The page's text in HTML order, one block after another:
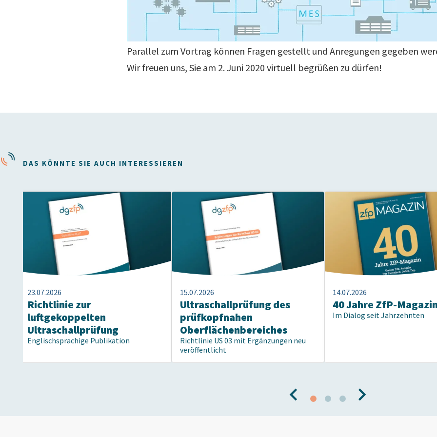
Parallel zum Vortrag können Fragen gestellt und Anregungen gegeben
Wir freuen uns, Sie am 2. Juni 2020 virtuell begrüßen zu dürfen!
DAS KÖNNTE SIE AUCH INTERESSIEREN
23.07.2026
Richtlinie zur
luftgekoppelten
Ultraschallprüfung
Englischsprachige Publikation
15.07.2026
Ultraschallprüfung des
prüfkopfnahen
Oberflächenbereiches
Richtlinie US 03 mit Ergänzungen neu
veröffentlicht
14.07.2026
40 Jahre ZfP-
Im Dialog seit Jahrzehnten